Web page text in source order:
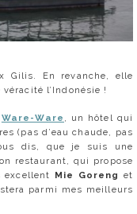
Gilis. En revanche, elle
l’Indonésie !
Ware-Ware , un hôtel qui
(pas d’eau chaude, pas
dis, que je suis une
restaurant, qui propose
excellent Mie Goreng et
parmi mes meilleurs